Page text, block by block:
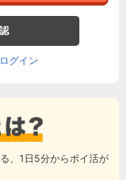
グイン
、1日5分からポイ活が